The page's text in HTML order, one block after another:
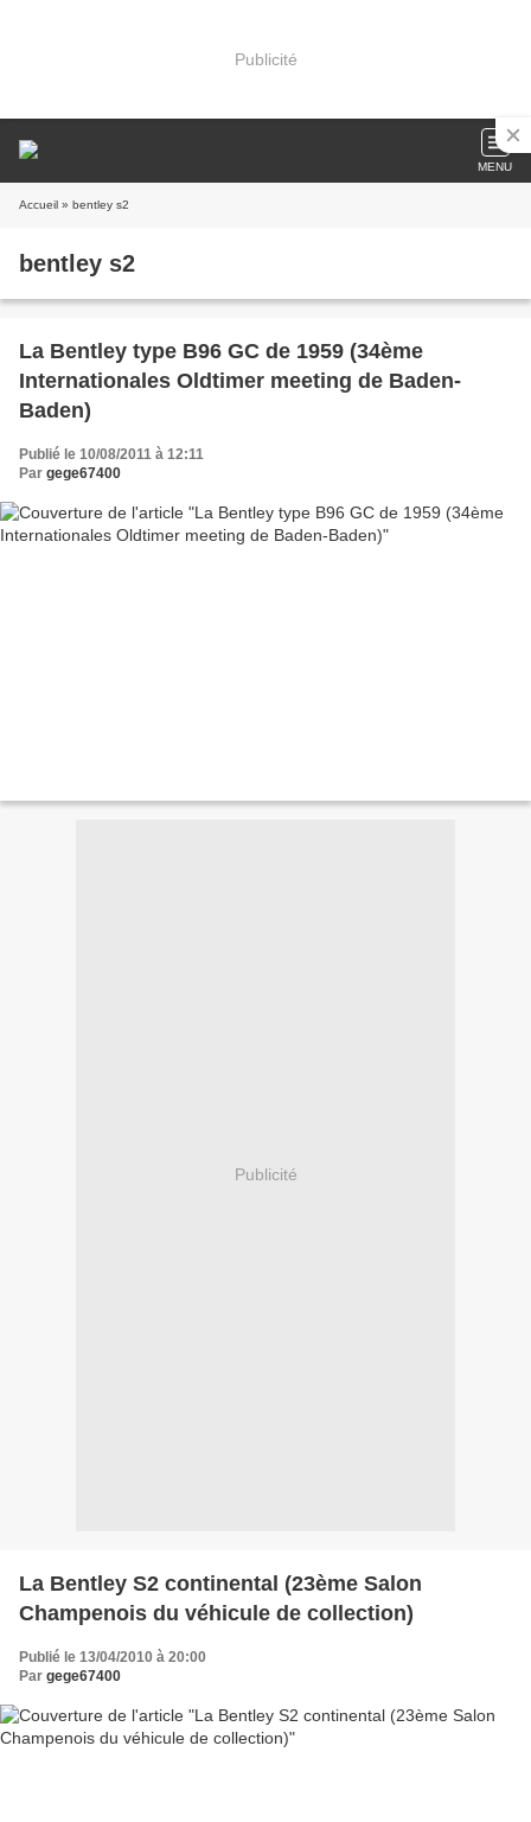
Publicité
MENU
Accueil » bentley s2
bentley s2
La Bentley type B96 GC de 1959 (34ème
Internationales Oldtimer meeting de Baden-
Baden)
Publié le 10/08/2011 à 12:11
Par gege67400
Publicité
La Bentley S2 continental (23ème Salon
Champenois du véhicule de collection)
Publié le 13/04/2010 à 20:00
Par gege67400